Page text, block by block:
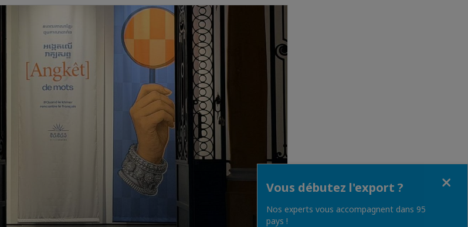
Vous débutez l'export ?
Nos experts vous accompagnent dans 95
pays !